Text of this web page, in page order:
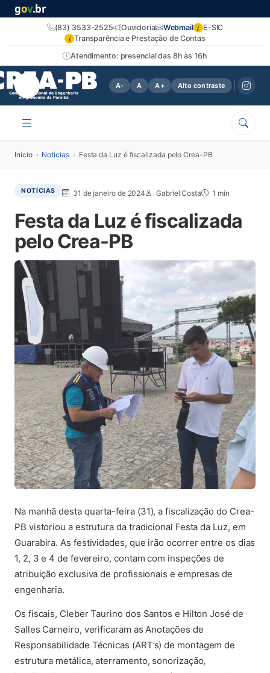
gov.br
Atendimento: presencial das 8h às 16h
(83) 3533-2525 Ouvidoria Webmail i E-SIC
i Transparência e Prestação de Contas
A- A A+ Alto contraste
Início › Notícias › Festa da Luz é fiscalizada pelo Crea-PB
NOTÍCIAS 31 de janeiro de 2024 Gabriel Costa 1 min
Festa da Luz é fiscalizada
pelo Crea-PB
Na manhã desta quarta-feira (31), a fiscalização do Crea-
PB vistoriou a estrutura da tradicional Festa da Luz, em
Guarabira. As festividades, que irão ocorrer entre os dias
1, 2, 3 e 4 de fevereiro, contam com inspeções de
atribuição exclusiva de profissionais e empresas de
engenharia.
Os fiscais, Cleber Taurino dos Santos e Hilton José de
Salles Carneiro, verificaram as Anotações de
Responsabilidade Técnicas (ART’s) de montagem de
estrutura metálica, aterramento, sonorização,